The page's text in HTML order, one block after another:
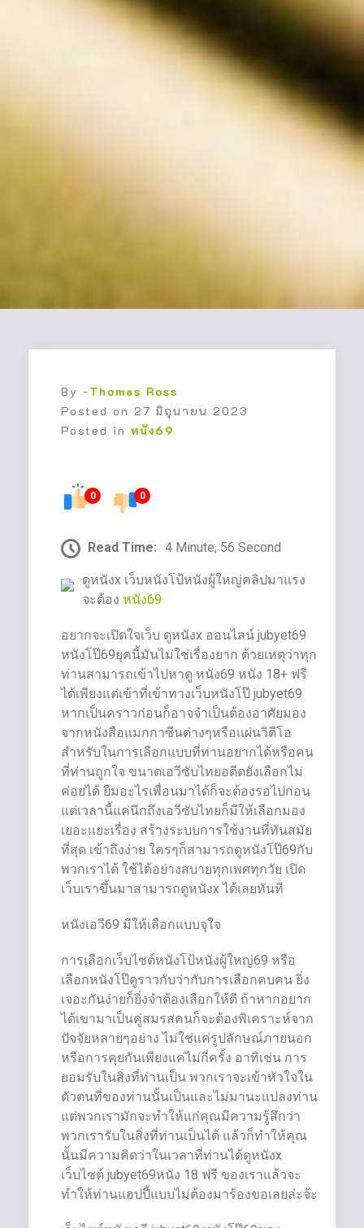
By -Thomas Ross
Posted on 27 มิถุนายน 2023
Posted in หนัง69
0 0
Read Time: 4 Minute, 56 Second
ดูหนังx เว็บหนังโป้หนังผู้ใหญ่คลิปมาแรง
จะต้อง หนัง69
อยากจะเปิดใจเว็บ ดูหนังx ออนไลน์ jubyet69
หนังโป๊69ยุคนี้มันไม่ใช่เรื่องยาก ด้วยเหตุว่าทุก
ท่านสามารถเข้าไปหาดู หนัง69 หนัง 18+ ฟรี
ได้เพียงแต่เข้าที่เข้าทางเว็บหนังโป๊ jubyet69
หากเป็นคราวก่อนก็อาจจำเป็นต้องอาศัยมอง
จากหนังสือแมกกาซีนต่างๆหรือแผ่นวิดีโอ
สำหรับในการเลือกแบบที่ท่านอยากได้หรือคน
ที่ท่านถูกใจ ขนาดเอวีซับไทยอดีตยังเลือกไม่
ค่อยได้ ยืมอะไรเพื่อนมาได้ก็จะต้องรอไปก่อน
แต่เวลานี้แค่นึกถึงเอวีซับไทยก็มีให้เลือกมอง
เยอะแยะเรื่อง สร้างระบบการใช้งานที่ทันสมัย
ที่สุด เข้าถึงง่าย ใครๆก็สามารถดูหนังโป๊69กับ
พวกเราได้ ใช้ได้อย่างสบายทุกเพศทุกวัย เปิด
เว็บเราขึ้นมาสามารถดูหนังx ได้เลยทันที
หนังเอวี69 มีให้เลือกแบบจุใจ
การเลือกเว็บไซต์หนังโป้หนังผู้ใหญ่69 หรือ
เลือกหนังโป๊ดูราวกับว่ากับการเลือกคบคน ยิ่ง
เจอะกันง่ายก็ยิ่งจำต้องเลือกให้ดี ถ้าหากอยาก
ได้เขามาเป็นคู่สมรสคนก็จะต้องพิเคราะห์จาก
ปัจจัยหลายๆอย่าง ไม่ใช่แค่รูปลักษณ์ภายนอก
หรือการคุยกันเพียงแค่ไม่กี่ครั้ง อาทิเช่น การ
ยอมรับในสิ่งที่ท่านเป็น พวกเราจะเข้าหัวใจใน
ตัวตนที่ของท่านนั้นเป็นและไม่มานะแปลงท่าน
แต่พวกเรามักจะทำให้แก่คุณมีความรู้สึกว่า
พวกเรารับในสิ่งที่ท่านเป็นได้ แล้วก็ทำให้คุณ
นั้นมีความคิดว่าในเวลาที่ท่านได้ดูหนังx
เว็บไซต์ jubyet69หนัง 18 ฟรี ของเราแล้วจะ
ทำให้ท่านแฮปปี้แบบไม่ต้องมาร้องขอเลยล่ะจ้ะ